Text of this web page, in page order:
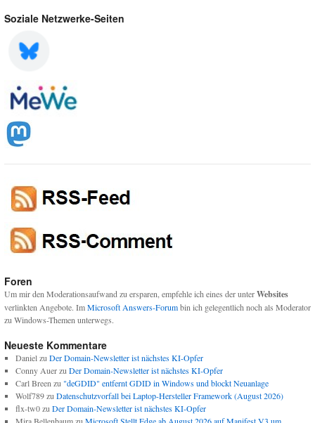
Soziale Netzwerke-Seiten
Foren
Um mir den Moderationsaufwand zu ersparen, empfehle ich eines der unterWebsites
verlinkten Angebote. ImMicrosoft Answers-Forumbin ich gelegentlich noch als Moderator
zu Windows-Themen unterwegs.
Neueste Kommentare
DanielzuDer Domain-Newsletter ist nächstes KI-Opfer
Conny AuerzuDer Domain-Newsletter ist nächstes KI-Opfer
Carl Breenzu "deGDID" entfernt GDID in Windows und blockt Neuanlage
Wolf789zuDatenschutzvorfall bei Laptop-Hersteller Framework (August 2026)
flx-tw0zuDer Domain-Newsletter ist nächstes KI-Opfer